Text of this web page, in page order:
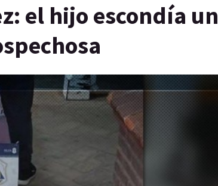
el hijo escondía un